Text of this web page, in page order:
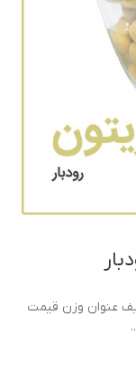
زیتون رودبار مورخه ۱۴۰۲/۶/۳۰ ردیف عنوان وزن قیمت